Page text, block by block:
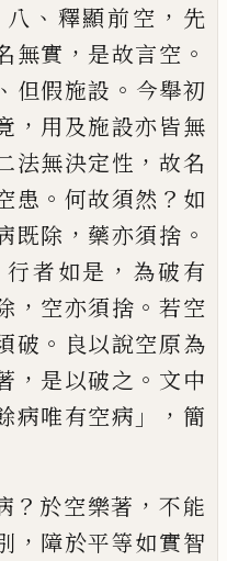
八 、 釋顯前空 ， 先
無實 ， 是故言空 。
、 但假施設 。 今舉初
， 用及施設亦皆無
法無決定性 ，故名
患 。 何故須然 ？ 如
既除 ， 藥亦須捨 。
行者如是 ， 為破有
， 空亦須捨 。若空
破 。 良以說空原為
， 是以破之 。 文中
病唯有空病 」， 簡
？ 於空樂著 ， 不能
， 障於平等如實智